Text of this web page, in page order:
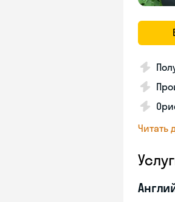
Читать